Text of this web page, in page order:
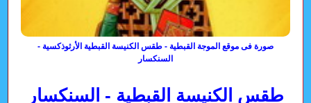
صورة فى موقع الموجة القبطية - طقس الكنيسة القبطية الأرثوذكسية -
السنكسار
طقس الكنيسة القبطية - السنكسار